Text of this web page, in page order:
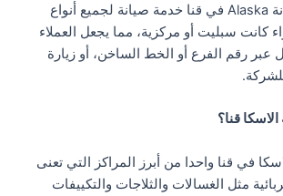
لذا، يقدم مركز صيانة Alaska في قنا خدمة صيانة لجميع أنواع
كانت سبليت أو مركزية، مما يجعل العملاء
عبر رقم الفرع أو الخط الساخن، أو زيارة
قنا؟
في قنا واحدا من أبرز المراكز التي تعنى
مثل الغسالات والثلاجات والتكييفات